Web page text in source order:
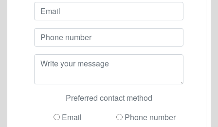
Preferred contact method
Email
Phone number